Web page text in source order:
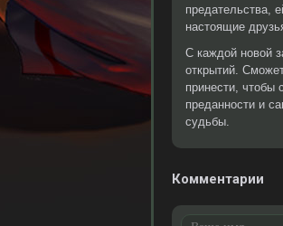
предательства,
настоящие
С каждой новой
открытий.
принести, чтобы
преданности и
судьбы.
Комментарии